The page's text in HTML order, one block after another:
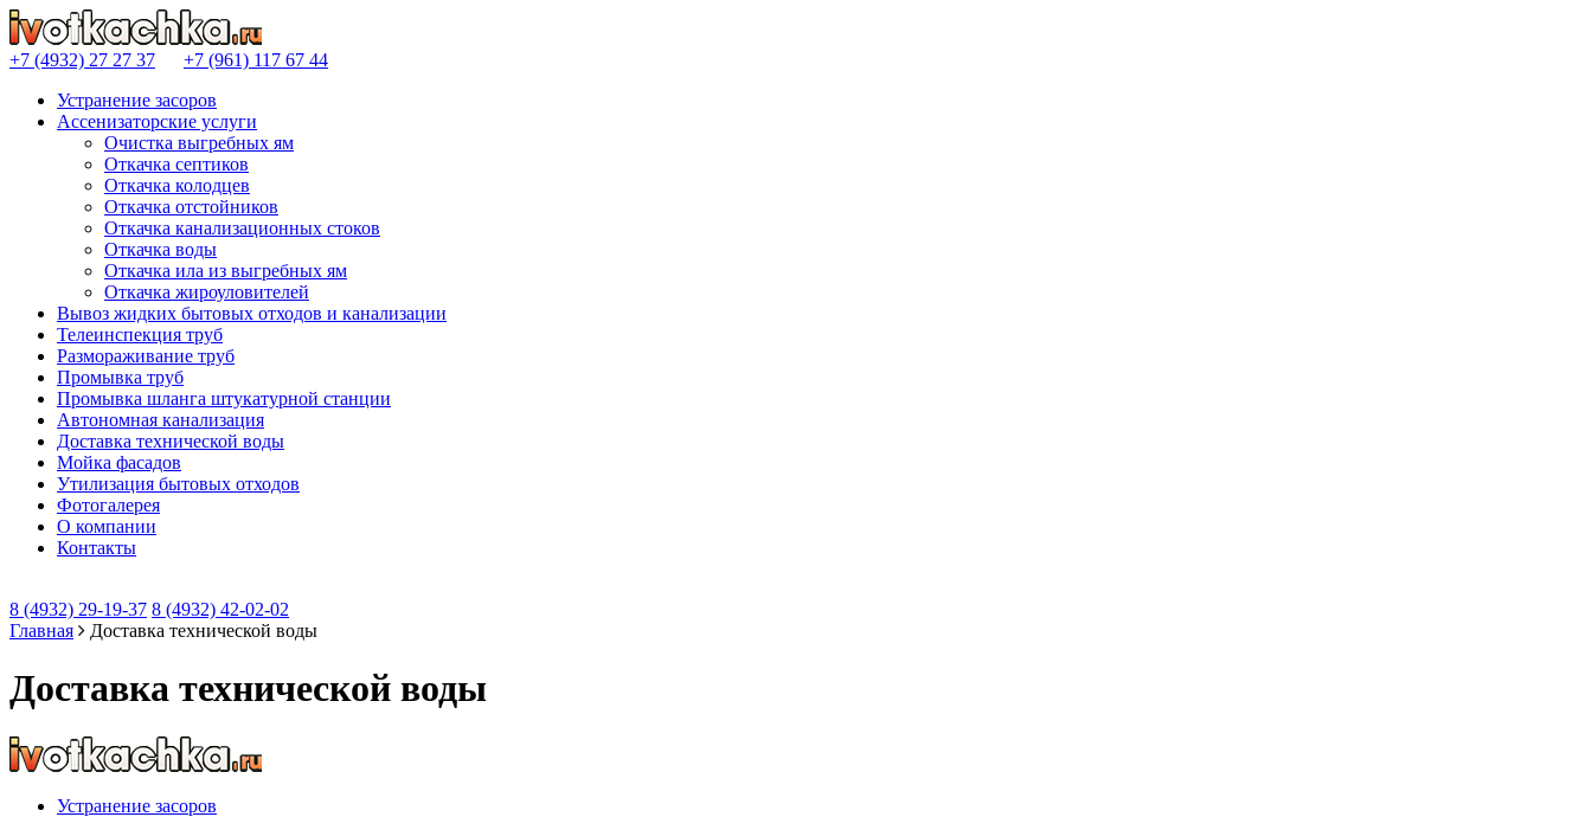
+7 (4932) 27 27 37 +7 (961) 117 67 44
Устранение засоров
Ассенизаторские услуги
Очистка выгребных ям
Откачка септиков
Откачка колодцев
Откачка отстойников
Откачка канализационных стоков
Откачка воды
Откачка ила из выгребных ям
Откачка жироуловителей
Вывоз жидких бытовых отходов и канализации
Телеинспекция труб
Размораживание труб
Промывка труб
Промывка шланга штукатурной станции
Автономная канализация
Доставка технической воды
Мойка фасадов
Утилизация бытовых отходов
Фотогалерея
О компании
Контакты
8 (4932) 29-19-37 8 (4932) 42-02-02
Главная
Доставка технической воды
Доставка технической воды
Устранение засоров